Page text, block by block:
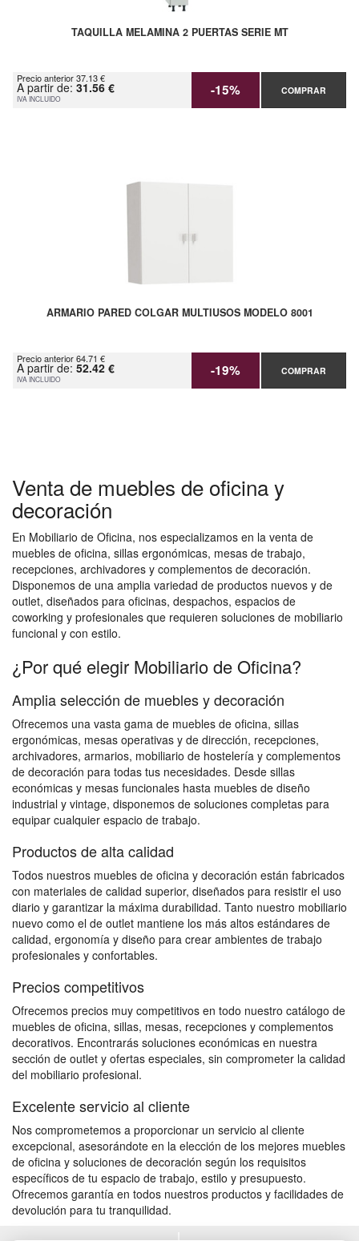
TAQUILLA MELAMINA 2 PUERTAS SERIE MT
Precio anterior 37.13 €
A partir de: 31.56 €
IVA INCLUIDO -15% COMPRAR
ARMARIO PARED COLGAR MULTIUSOS MODELO 8001
Precio anterior 64.71 €
A partir de: 52.42 €
IVA INCLUIDO -19% COMPRAR
Venta de muebles de oficina y
decoración
En Mobiliario de Oficina, nos especializamos en la venta de
muebles de oficina, sillas ergonómicas, mesas de trabajo,
recepciones, archivadores y complementos de decoración.
Disponemos de una amplia variedad de productos nuevos y de
outlet, diseñados para oficinas, despachos, espacios de
coworking y profesionales que requieren soluciones de mobiliario
funcional y con estilo.
¿Por qué elegir Mobiliario de Oficina?
Amplia selección de muebles y decoración
Ofrecemos una vasta gama de muebles de oficina, sillas
ergonómicas, mesas operativas y de dirección, recepciones,
archivadores, armarios, mobiliario de hostelería y complementos
de decoración para todas tus necesidades. Desde sillas
económicas y mesas funcionales hasta muebles de diseño
industrial y vintage, disponemos de soluciones completas para
equipar cualquier espacio de trabajo.
Productos de alta calidad
Todos nuestros muebles de oficina y decoración están fabricados
con materiales de calidad superior, diseñados para resistir el uso
diario y garantizar la máxima durabilidad. Tanto nuestro mobiliario
nuevo como el de outlet mantiene los más altos estándares de
calidad, ergonomía y diseño para crear ambientes de trabajo
profesionales y confortables.
Precios competitivos
Ofrecemos precios muy competitivos en todo nuestro catálogo de
muebles de oficina, sillas, mesas, recepciones y complementos
decorativos. Encontrarás soluciones económicas en nuestra
sección de outlet y ofertas especiales, sin comprometer la calidad
del mobiliario profesional.
Excelente servicio al cliente
Nos comprometemos a proporcionar un servicio al cliente
excepcional, asesorándote en la elección de los mejores muebles
de oficina y soluciones de decoración según los requisitos
específicos de tu espacio de trabajo, estilo y presupuesto.
Ofrecemos garantía en todos nuestros productos y facilidades de
devolución para tu tranquilidad.